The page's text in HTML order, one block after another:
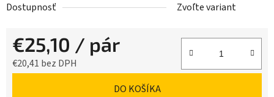
Dostupnosť Zvoľte variant
€25,10 / pár
€20,41 bez DPH
DO KOŠÍKA